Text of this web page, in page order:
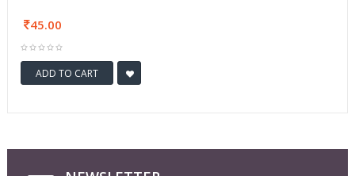
45.00
ADD TO CART